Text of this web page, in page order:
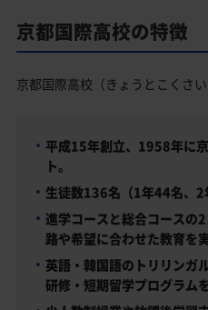
京都国際高校の特徴
京都国際高校（きょうとこくさい
平成15年創立、1958年に
ト。
生徒数136名（1年44名、2
進学コースと総合コースの
路や希望に合わせた教育を実
英語・韓国語のトリリンガ
研修・短期留学プログラムを